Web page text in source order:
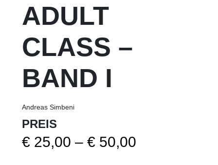
ADULT
CLASS –
BAND I
Andreas Simbeni
PREIS
€25,00 – €50,00